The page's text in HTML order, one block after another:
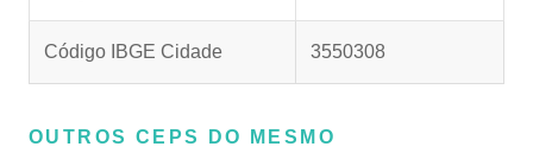
Código IBGE Cidade 3550308
OUTROS CEPS DO MESMO